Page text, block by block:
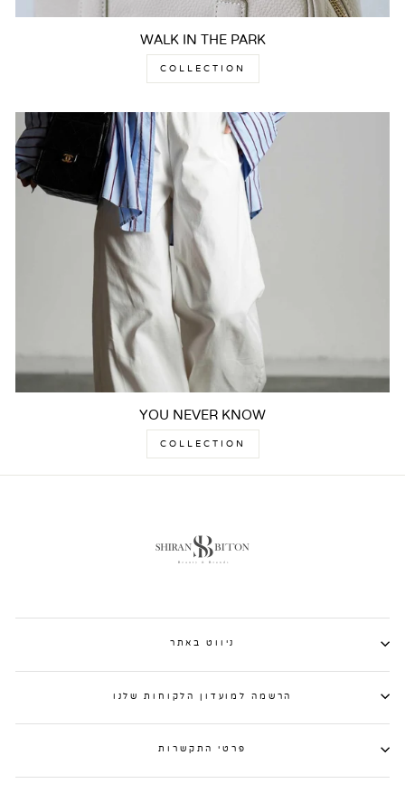
WALK IN THE PARK
COLLECTION
YOU NEVER KNOW
COLLECTION
ניווט באתר
הרשמה למועדון הלקוחות שלנו
פרטי התקשרות